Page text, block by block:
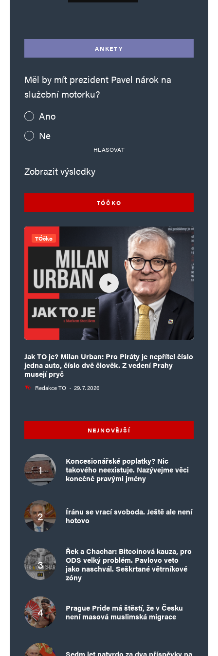
ANKETY
Měl by mít prezident Pavel nárok na
služební motorku?
Ano
Ne
HLASOVAT
Zobrazit výsledky
TÓČKO
TÓčko
Jak TO je? Milan Urban: Pro Piráty je nepřítel číslo
jedna auto, číslo dvě člověk. Z vedení Prahy
musejí pryč
Redakce TO · 29. 7. 2026
NEJNOVĚJŠÍ
Koncesionářské poplatky? Nic
takového neexistuje. Nazývejme věci
konečně pravými jmény
Íránu se vrací svoboda. Ještě ale není
hotovo
Řek a Chachar: Bitcoinová kauza, pro
ODS velký problém. Pavlovo veto
jako naschvál. Seškrtané větrníkové
zóny
Prague Pride má štěstí, že v Česku
není masová muslimská migrace